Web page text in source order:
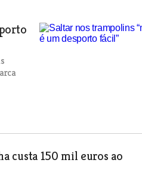
custa 150 mil euros ao